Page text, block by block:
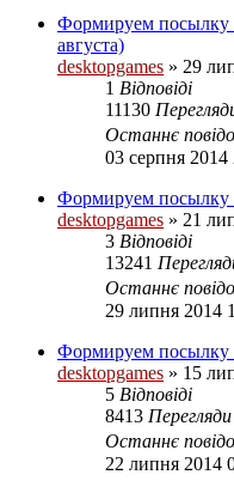
Формируем
августа)
desktopgames » 29
1 Відповіді
11130
Останнє
03 серпня 2014
Формируем
desktopgames » 21
3 Відповіді
13241
Останнє
29 липня 2014
Формируем
desktopgames » 15
5 Відповіді
8413 Перегляди
Останнє
22 липня 2014